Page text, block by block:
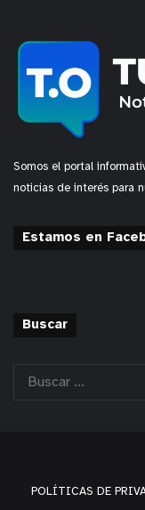
Somos el portal
noticias de interés para
Estamos en
Buscar
POLÍTICAS DE